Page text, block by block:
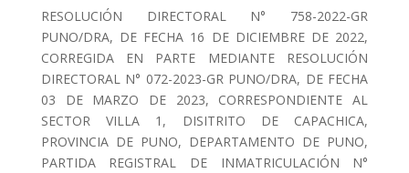
RESOLUCIÓN DIRECTORAL N° 758-2022-GR
PUNO/DRA, DE FECHA 16 DE DICIEMBRE DE 2022,
CORREGIDA EN PARTE MEDIANTE RESOLUCIÓN
DIRECTORAL N° 072-2023-GR PUNO/DRA, DE FECHA
03 DE MARZO DE 2023, CORRESPONDIENTE AL
SECTOR VILLA 1, DISITRITO DE CAPACHICA,
PROVINCIA DE PUNO, DEPARTAMENTO DE PUNO,
PARTIDA REGISTRAL DE INMATRICULACIÓN N°